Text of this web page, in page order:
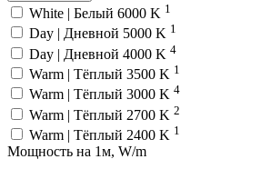
White | Белый 6000 K 1
Day | Дневной 5000 K 1
Day | Дневной 4000 K 4
Warm | Тёплый 3500 K 1
Warm | Тёплый 3000 K 4
Warm | Тёплый 2700 K 2
Warm | Тёплый 2400 K 1
Мощность на 1м, W/m